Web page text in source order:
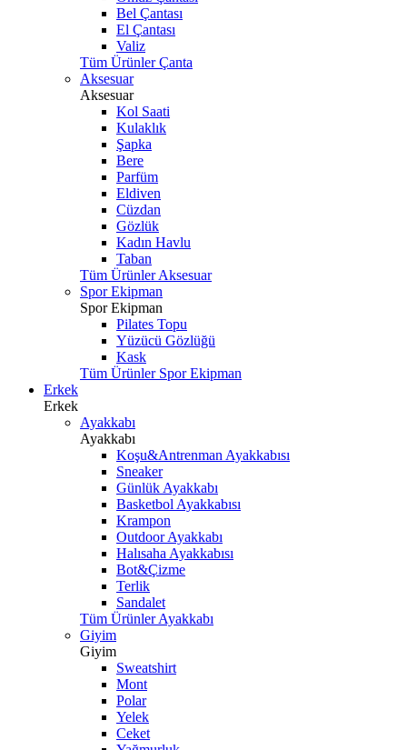
Bel Çantası
El Çantası
Valiz
Tüm Ürünler Çanta
Aksesuar
Aksesuar
Kol Saati
Kulaklık
Şapka
Bere
Parfüm
Eldiven
Cüzdan
Gözlük
Kadın Havlu
Taban
Tüm Ürünler Aksesuar
Spor Ekipman
Spor Ekipman
Pilates Topu
Yüzücü Gözlüğü
Kask
Tüm Ürünler Spor Ekipman
Erkek
Erkek
Ayakkabı
Ayakkabı
Koşu&Antrenman Ayakkabısı
Sneaker
Günlük Ayakkabı
Basketbol Ayakkabısı
Krampon
Outdoor Ayakkabı
Halısaha Ayakkabısı
Bot&Çizme
Terlik
Sandalet
Tüm Ürünler Ayakkabı
Giyim
Giyim
Sweatshirt
Mont
Polar
Yelek
Ceket